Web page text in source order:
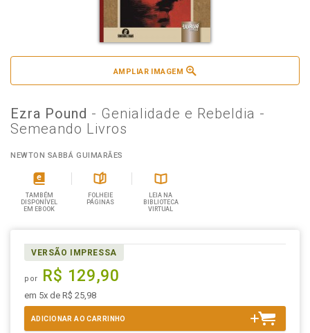
AMPLIAR IMAGEM
Ezra Pound - Genialidade e Rebeldia -
Semeando Livros
NEWTON SABBÁ GUIMARÃES
TAMBÉM
DISPONÍVEL
EM EBOOK
FOLHEIE
PÁGINAS
LEIA NA
BIBLIOTECA
VIRTUAL
VERSÃO IMPRESSA
por R$ 129,90
em 5x de R$ 25,98
ADICIONAR AO CARRINHO